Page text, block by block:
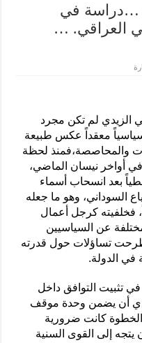
…دراسة في
العراقي. …
الزيدي لم تكن مجرد
معقداً عكس طبيعة
والمحاصصة،فمنذ لحظة
أواخر نيسان الماضي،
بعد انسحاب أسماء
السوداني، وهو ما جعله
فخلفيته كرجل أعمال
عن السياسيين
طرحت تساؤلات حول قدرته
في الدولة.
تثبيت التوافق داخل
أن يضمن وحدة موقف
الخطوة كانت ضرورية
يتجه إلى القوى السنية